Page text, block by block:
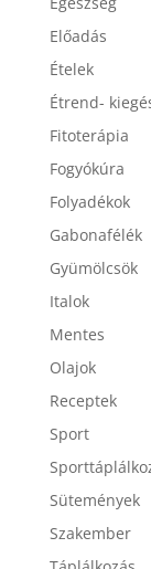
Előadás
Ételek
Étrend-
Fitoterápia
Fogyókúra
Folyadékok
Gabonafélék
Gyümölcsök
Italok
Mentes
Olajok
Receptek
Sport
Sütemények
Szakember